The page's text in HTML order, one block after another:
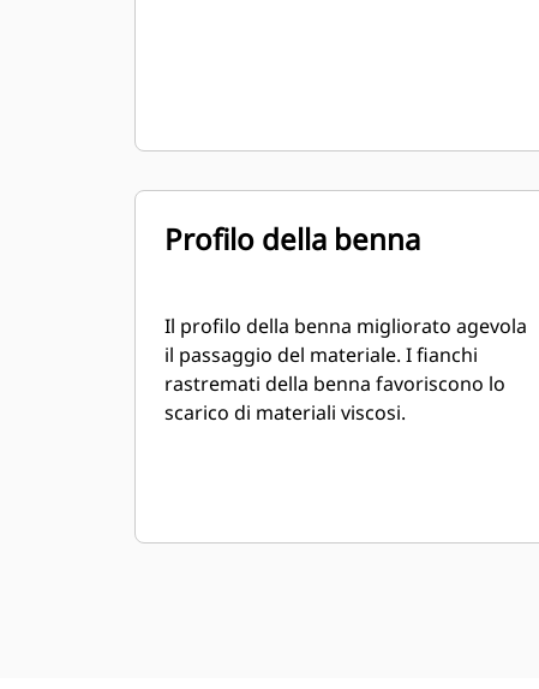
Profilo della benna
Il profilo della benna migliorato agevola
il passaggio del materiale. I fianchi
rastremati della benna favoriscono lo
scarico di materiali viscosi.